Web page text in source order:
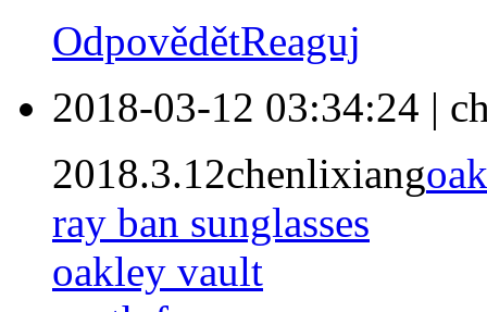
OdpovědětReaguj
2018-03-12 03:34:24 |
2018.3.12chenlixiang
ray ban sunglasses
oakley vault